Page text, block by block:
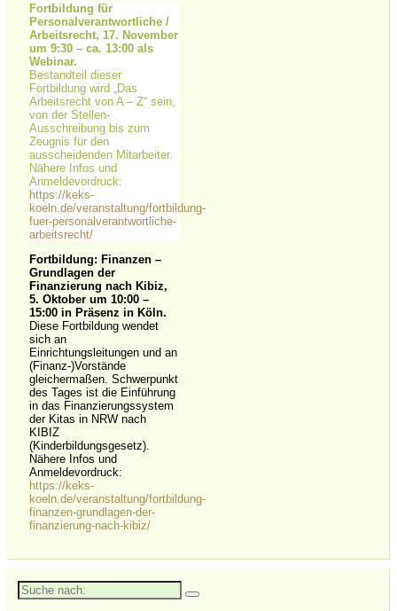
Fortbildung für
Personalverantwortliche /
Arbeitsrecht, 17. November
um 9:30 –ca. 13:00 als
Webinar.
Bestandteil dieser
Fortbildung wird „Das
Arbeitsrecht von A – Z“ sein,
von der Stellen-
Ausschreibung bis zum
Zeugnis für den
ausscheidenden Mitarbeiter.
Nähere Infos und
Anmeldevordruck:
https://keks-
koeln.de/veranstaltung/fortbildung-
fuer-personalverantwortliche-
arbeitsrecht/
Fortbildung: Finanzen –
Grundlagen der
Finanzierung nach Kibiz,
5. Oktober um 10:00 –
15:00 in Präsenz in Köln.
Diese Fortbildung wendet
sich an
Einrichtungsleitungen und an
(Finanz-)Vorstände
gleichermaßen. Schwerpunkt
des Tages ist die Einführung
in das Finanzierungssystem
der Kitas in NRW nach
KIBIZ
(Kinderbildungsgesetz).
Nähere Infos und
Anmeldevordruck:
https://keks-
koeln.de/veranstaltung/fortbildung-
finanzen-grundlagen-der-
finanzierung-nach-kibiz/
Suche
nach: